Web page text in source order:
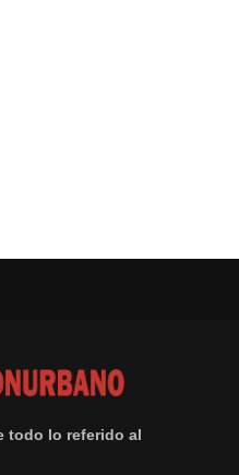
todo lo referido al